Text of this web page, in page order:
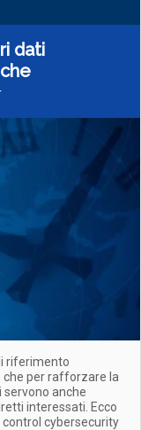
dati
riferimento
che per rafforzare la
anche
interessati. Ecco
cybersecurity